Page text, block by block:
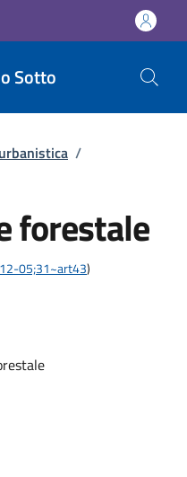
Sotto
/
forestale
05;31~art43)